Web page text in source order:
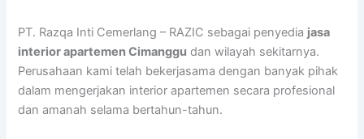
PT. Razqa Inti Cemerlang – RAZIC sebagai penyedia jasa
interior apartemen Cimanggu dan wilayah sekitarnya.
Perusahaan kami telah bekerjasama dengan banyak pihak
dalam mengerjakan interior apartemen secara profesional
dan amanah selama bertahun-tahun.